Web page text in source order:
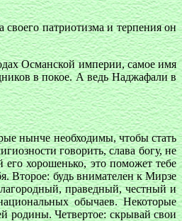
патриотизма и терпения он
Османской империи, самое имя
в покое. А ведь Наджафали в
нынче необходимы, чтобы стать
говорить, слава богу, не
хорошенько, это поможет тебе
Второе: будь внимателен к Мирзе
праведный, честный и
обычаев. Некоторые
родины. Четвертое: скрывай свои